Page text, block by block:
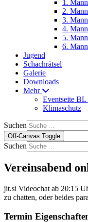
1.
2.
3.
4.
5.
6.
Jugend
Schachrätsel
Galerie
Downloads
Mehr
Eventseite BL
Klimaschutz
Suchen
Off-Canvas Toggle
Suchen
Vereinsabend
jit.si Videochat ab 20:15
zu chatten, oder beides
Termin